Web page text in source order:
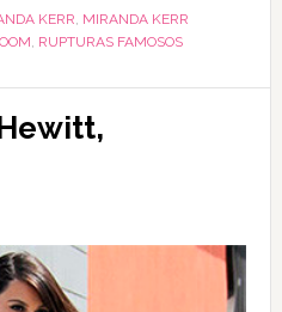
KERR, MIRANDA KERR
, RUPTURAS FAMOSOS